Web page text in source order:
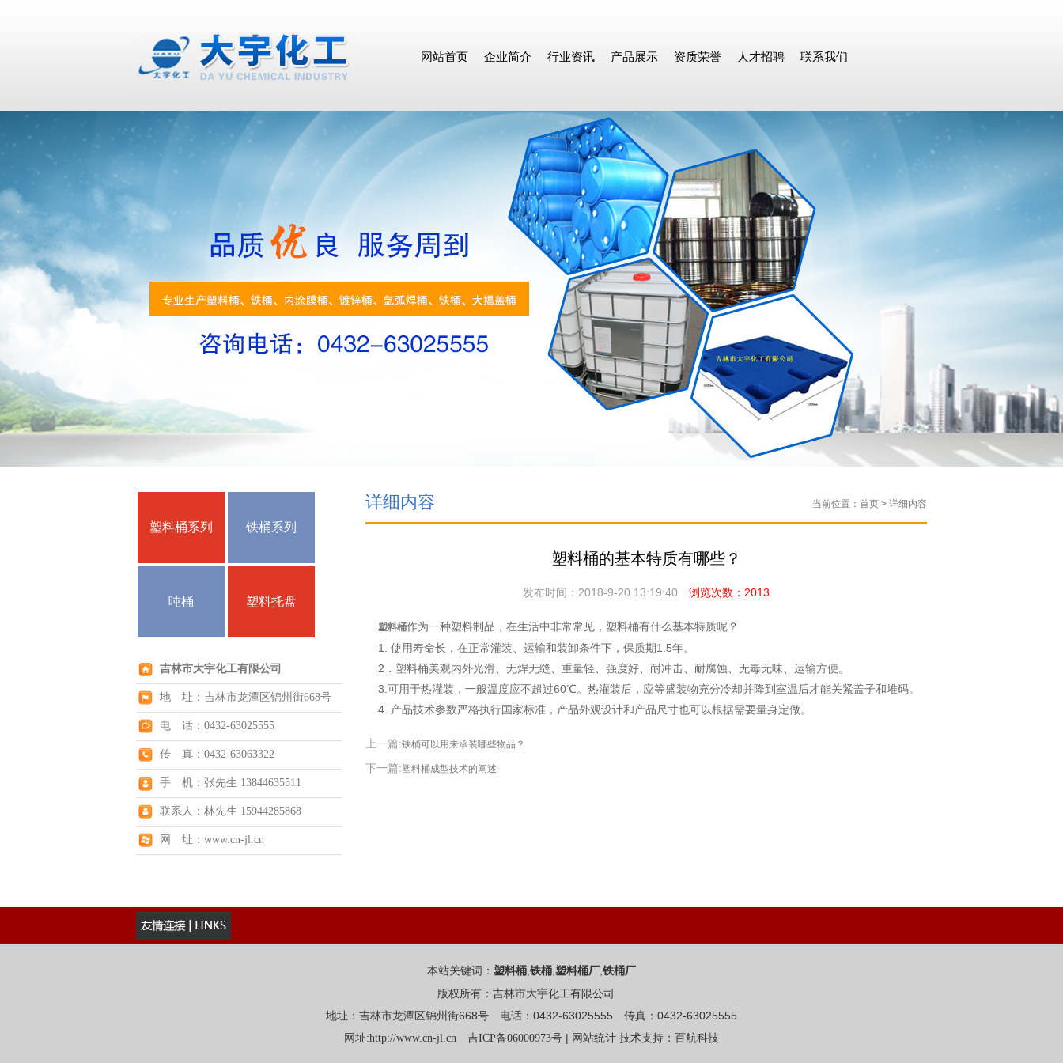
网站首页 企业简介 行业资讯 产品展示 资质荣誉 人才招聘 联系我们
塑料桶系列 铁桶系列
吨桶 塑料托盘
吉林市大宇化工有限公司
地 址：吉林市龙潭区锦州街668号
电 话：0432-63025555
传 真：0432-63063322
手 机：张先生 13844635511
联系人：林先生 15944285868
网 址：www.cn-jl.cn
详细内容 当前位置：首页 > 详细内容
塑料桶的基本特质有哪些？
发布时间：2018-9-20 13:19:40 浏览次数：2013
塑料桶作为一种塑料制品，在生活中非常常见，塑料桶有什么基本特质呢？
1. 使用寿命长，在正常灌装、运输和装卸条件下，保质期1.5年。
2．塑料桶美观内外光滑、无焊无缝、重量轻、强度好、耐冲击、耐腐蚀、无毒无味、运输方便。
3.可用于热灌装，一般温度应不超过60℃。热灌装后，应等盛装物充分冷却并降到室温后才能关紧盖子和堆码。
4. 产品技术参数严格执行国家标准，产品外观设计和产品尺寸也可以根据需要量身定做。
上一篇:铁桶可以用来承装哪些物品？
下一篇:塑料桶成型技术的阐述
本站关键词： 塑料桶 铁桶 塑料桶厂 铁桶厂
版权所有：吉林市大宇化工有限公司
地址：吉林市龙潭区锦州街668号 电话：0432-63025555 传真：0432-63025555
网址:http://www.cn-jl.cn 吉ICP备06000973号 | 网站统计 技术支持：百航科技